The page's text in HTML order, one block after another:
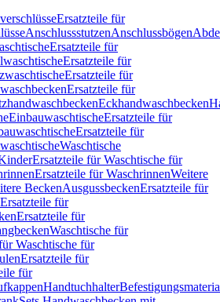
Ersatzteile für
AnschlussstutzenAnschlussbögen
Ersatzteile für
Ersatzteile für
Ersatzteile für
Ersatzteile für
Eckhandwaschbecken
EinbauwaschtischeErsatzteile für
Ersatzteile für
Waschtische
Ersatzteile für Waschtische für
Ersatzteile für WaschrinnenWeitere
BeckenAusgussbeckenErsatzteile für
Ersatzteile für
Ersatzteile für
Waschtische für
Waschtische für
Ersatzteile für
für
Handtuchhalter